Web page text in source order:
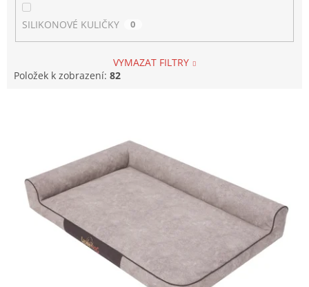
SILIKONOVÉ KULIČKY 0
VYMAZAT FILTRY
Položek k zobrazení: 82